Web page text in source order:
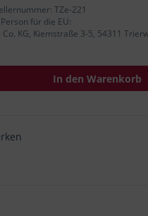
TZe-221
für die EU:
KG, Kiemstraße 3-5, 54311
In den Warenkorb